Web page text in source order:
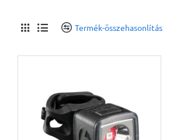
Termék-összehasonlítás